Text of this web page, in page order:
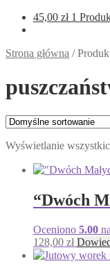
45,00 zł 1
Strona główna /
Wyświetlanie
“Dwóch
Oceniono 5.00
128,00 zł